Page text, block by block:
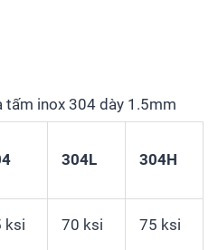
tấm inox 304 dày 1.5mm
304L 304H
ksi 70 ksi 75 ksi